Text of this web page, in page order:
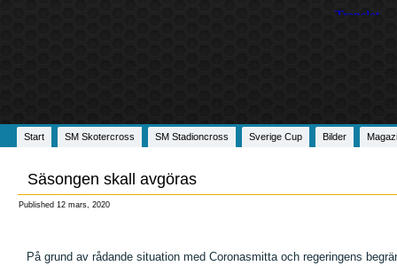
Start SM Skotercross SM Stadioncross Sverige Cup Bilder
Säsongen skall avgöras
Published 12 mars, 2020
På grund av rådande situation med Coronasmitta och regeringens